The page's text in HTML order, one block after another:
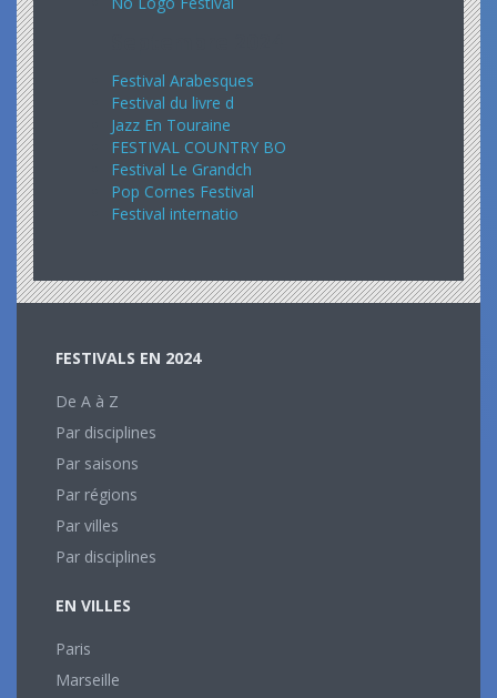
Festival Arabesques
Festival du livre d
Jazz En Touraine
FESTIVAL COUNTRY BO
Festival Le Grandch
Pop Cornes Festival
Festival internatio
FESTIVALS EN 2024
De A à Z
Par disciplines
Par saisons
Par régions
Par villes
Par disciplines
EN VILLES
Paris
Marseille